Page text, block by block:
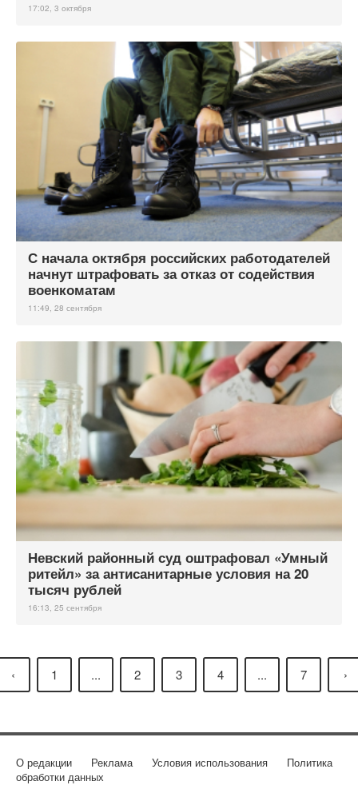
17:02, 3 октября
С начала октября российских работодателей
начнут штрафовать за отказ от содействия
военкоматам
11:49, 28 сентября
Невский районный суд оштрафовал «Умный
ритейл» за антисанитарные условия на 20
тысяч рублей
16:13, 25 сентября
‹ 1 ... 2 3 4 ... 7 ›
О редакции Реклама Условия использования
Политика
обработки данных